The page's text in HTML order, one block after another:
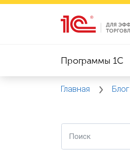
Программы 1C
Главная Блог